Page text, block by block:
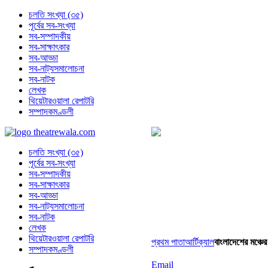
চলতি সংখ্যা (৩৫)
পূর্বের সব-সংখ্যা
সব-সম্পাদকীয়
সব-সাক্ষাৎকার
সব-আড্ডা
সব-নাট্যসমালোচনা
সব-নাটক
লেখক
থিয়েটারওয়ালা রেপাটরি
সম্পাদকমণ্ডলী
প্রথম পাতাআর্টিক্যালবাংলাদেশের
Email
চলতি সংখ্যা (৩৫)
পূর্বের সব-সংখ্যা
সব-সম্পাদকীয়
সব-সাক্ষাৎকার
সব-আড্ডা
সব-নাট্যসমালোচনা
সব-নাটক
লেখক
থিয়েটারওয়ালা রেপাটরি
সম্পাদকমণ্ডলী